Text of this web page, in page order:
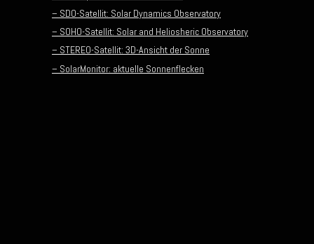
– SDO-Satellit: Solar Dynamics Observatory
– SOHO-Satellit: Solar and Heliosheric Observatory
– STEREO-Satellit: 3D-Ansicht der Sonne
– SolarMonitor: aktuelle Sonnenflecken